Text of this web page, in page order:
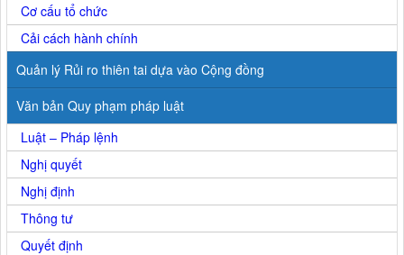
Cơ cấu tổ chức
Cải cách hành chính
Quản lý Rủi ro thiên tai dựa vào Cộng đồng
Văn bản Quy phạm pháp luật
Luật – Pháp lệnh
Nghị quyết
Nghị định
Thông tư
Quyết định